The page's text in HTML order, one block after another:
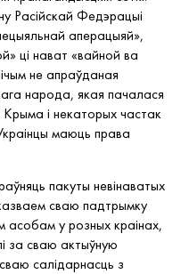
Расійскай Федэрацыі
аперацыяй»,
ці нават «вайной ва
не апраўданая
народа, якая пачалася
і некаторых частак
маюць права
пакуты невінаватых
сваю падтрымку
асобам у розных краінах,
за сваю актыўную
салідарнасць з